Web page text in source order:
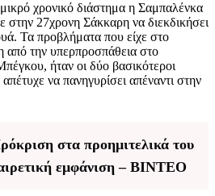
χρονικό διάστημα η Σαμπαλένκα
στην 27χρονη Σάκκαρη να διεκδικήσει
Τα προβλήματα που είχε στο
από την υπερπροσπάθεια στο
ήταν οι δύο βασικότεροι
να πανηγυρίσει απέναντι στην
στα προημιτελικά του
εμφάνιση – ΒΙΝΤΕΟ